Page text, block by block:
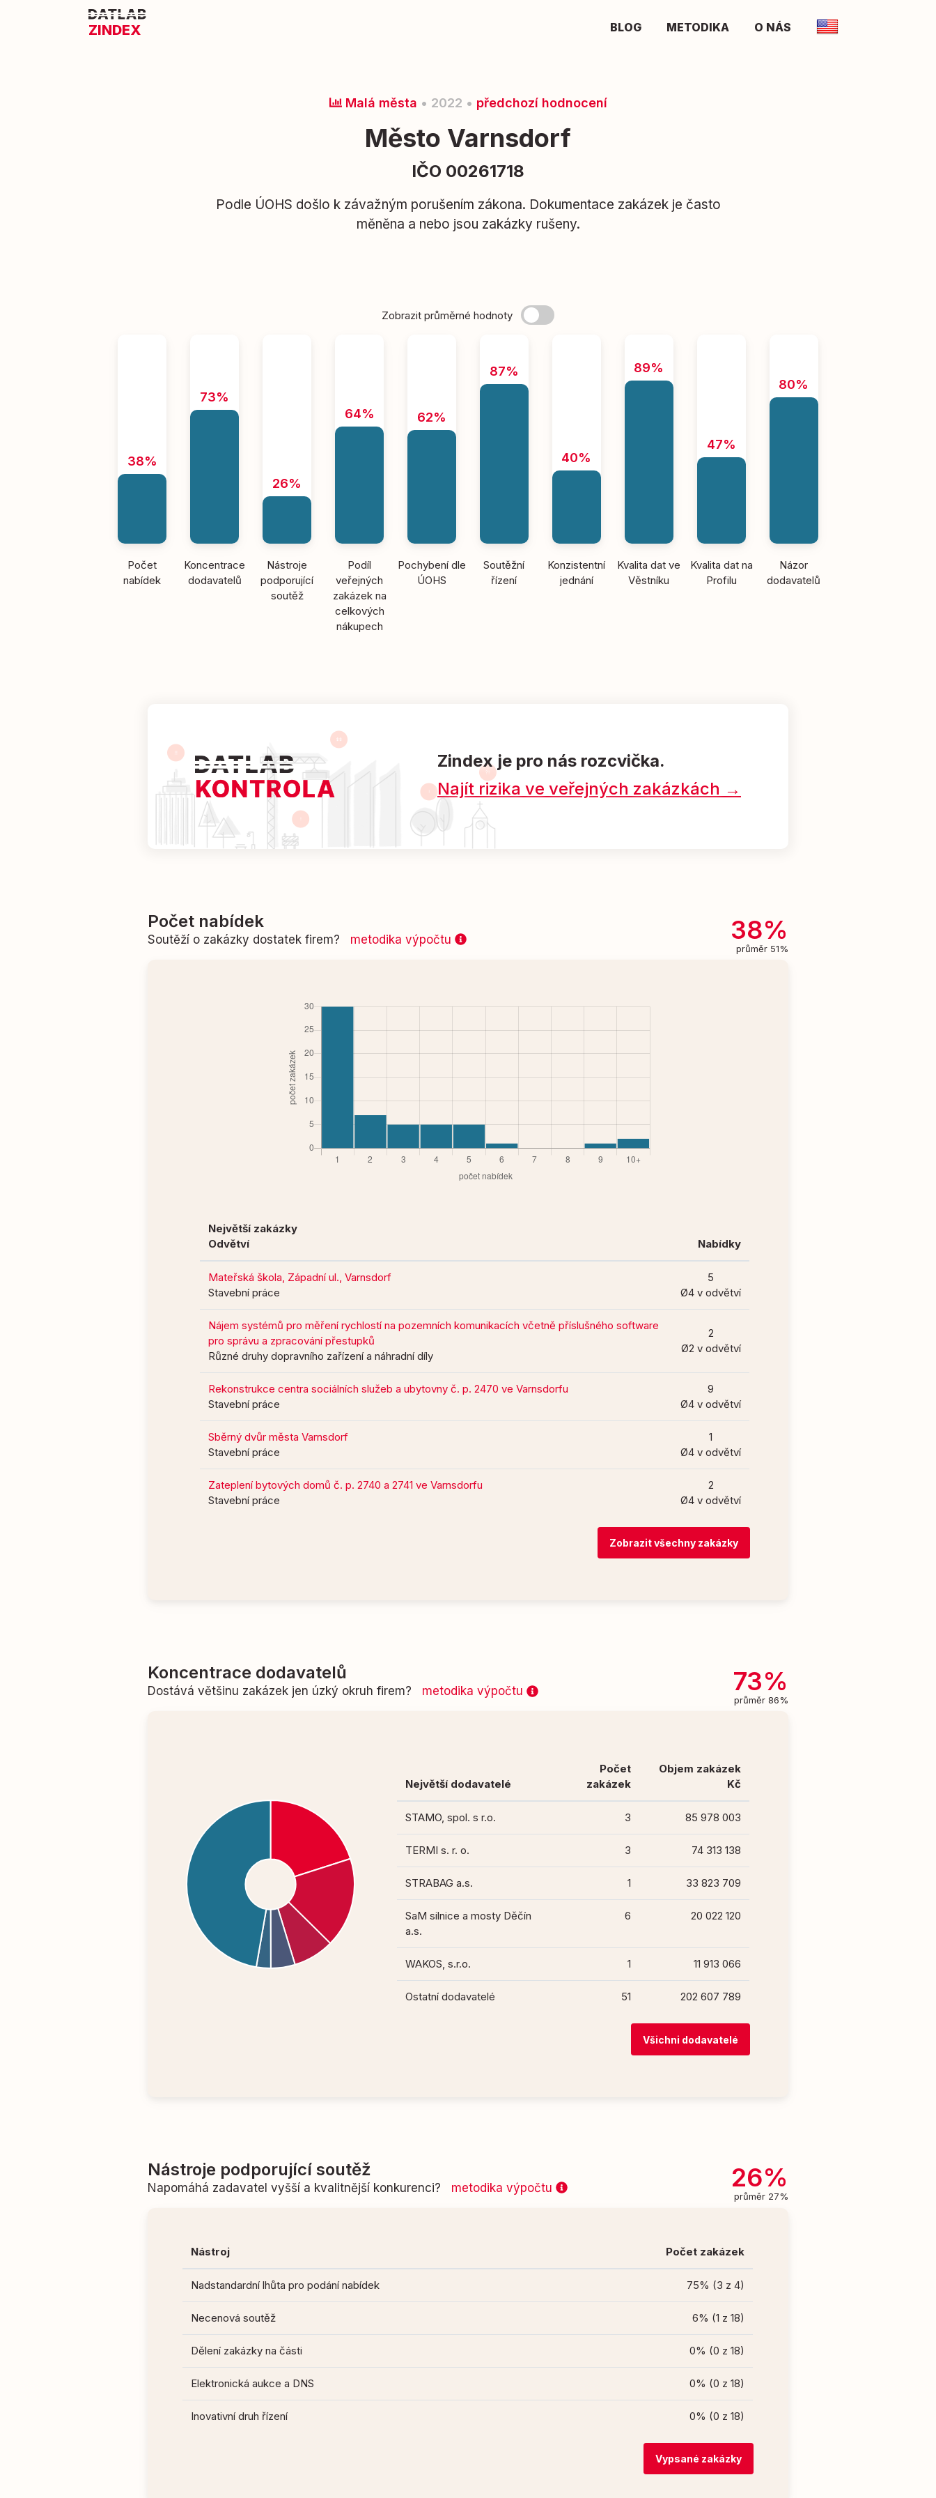
ZINDEX BLOG METODIKA O NÁS
Malá města • 2022 • předchozí hodnocení
Město Varnsdorf
IČO 00261718
Podle ÚOHS došlo k závažným porušením zákona. Dokumentace zakázek je často
měněna a nebo jsou zakázky rušeny.
Zobrazit průměrné hodnoty
38%
Počet
nabídek
73%
Koncentrace
dodavatelů
26%
Nástroje
podporující
soutěž
64%
Podíl
veřejných
zakázek na
celkových
nákupech
62%
Pochybení dle
ÚOHS
87%
Soutěžní
řízení
40%
Konzistentní
jednání
89%
Kvalita dat ve
Věstníku
47%
Kvalita dat na
Profilu
80%
Názor
dodavatelů
Zindex je pro nás rozcvička.
Najít rizika ve veřejných zakázkách →
Počet nabídek
Soutěží o zakázky dostatek firem? metodika výpočtu 38%
průměr 51%
Největší zakázky
Odvětví
Nabídky
Mateřská škola, Západní ul., Varnsdorf
Stavební práce
5
Ø4 v odvětví
Nájem systémů pro měření rychlostí na pozemních komunikacích včetně příslušného software
pro správu a zpracování přestupků
Různé druhy dopravního zařízení a náhradní díly
2
Ø2 v odvětví
Rekonstrukce centra sociálních služeb a ubytovny č. p. 2470 ve Varnsdorfu
Stavební práce
9
Ø4 v odvětví
Sběrný dvůr města Varnsdorf
Stavební práce
1
Ø4 v odvětví
Zateplení bytových domů č. p. 2740 a 2741 ve Varnsdorfu
Stavební práce
2
Ø4 v odvětví
Zobrazit všechny zakázky
Koncentrace dodavatelů
Dostává většinu zakázek jen úzký okruh firem? metodika výpočtu 73%
průměr 86%
Největší dodavatelé
Počet
zakázek
Objem zakázek
Kč
STAMO, spol. s r.o. 3 85 978 003
TERMI s. r. o. 3 74 313 138
STRABAG a.s. 1 33 823 709
SaM silnice a mosty Děčín
a.s.
6 20 022 120
WAKOS, s.r.o. 1 11 913 066
Ostatní dodavatelé 51 202 607 789
Všichni dodavatelé
Nástroje podporující soutěž
Napomáhá zadavatel vyšší a kvalitnější konkurenci? metodika výpočtu 26%
průměr 27%
Nástroj Počet zakázek
Nadstandardní lhůta pro podání nabídek 75% (3 z 4)
Necenová soutěž 6% (1 z 18)
Dělení zakázky na části 0% (0 z 18)
Elektronická aukce a DNS 0% (0 z 18)
Inovativní druh řízení 0% (0 z 18)
Vypsané zakázky